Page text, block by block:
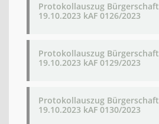
Protokollauszug Bürgerschaft
19.10.2023 kAF 0126/2023
Protokollauszug Bürgerschaft
19.10.2023 kAF 0129/2023
Protokollauszug Bürgerschaft
19.10.2023 kAF 0130/2023